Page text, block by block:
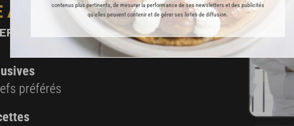
contenus plus pertinents, de mesurer la performance de ses newsletters et des publicités
qu’elles peuvent contenir et de gérer ses listes de diffusion.
ABONNEMENT PREMIUM
ENFIN ACCESSIBLE !
préférés